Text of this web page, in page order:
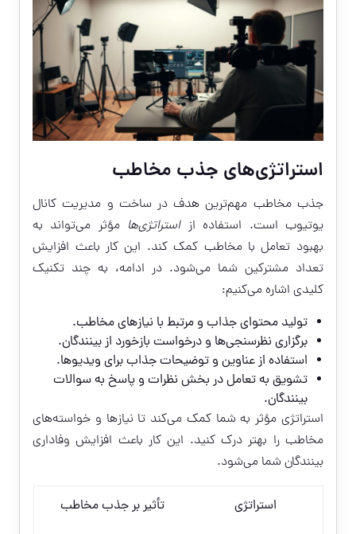
استراتژی‌های جذب مخاطب
جذب مخاطب مهم‌ترین هدف در ساخت و مدیریت کانال
یوتیوب است. استفاده ازاستراتژی‌ها مؤثر می‌تواند به
بهبود تعامل با مخاطب کمک کند. این کار باعث افزایش
تعداد مشترکین شما می‌شود. در ادامه، به چند تکنیک
کلیدی اشاره می‌کنیم:
تولید محتوای جذاب و مرتبط با نیازهای مخاطب.
برگزاری نظرسنجی‌ها و درخواست بازخورد از بینندگان.
استفاده از عناوین و توضیحات جذاب برای ویدیوها.
تشویق به تعامل در بخش نظرات و پاسخ به سوالات
بینندگان.
استراتژی مؤثر به شما کمک می‌کند تا نیازها و خواسته‌های
مخاطب را بهتر درک کنید. این کار باعث افزایش وفاداری
بینندگان شما می‌شود.
استراتژی
تأثیر بر جذب مخاطب